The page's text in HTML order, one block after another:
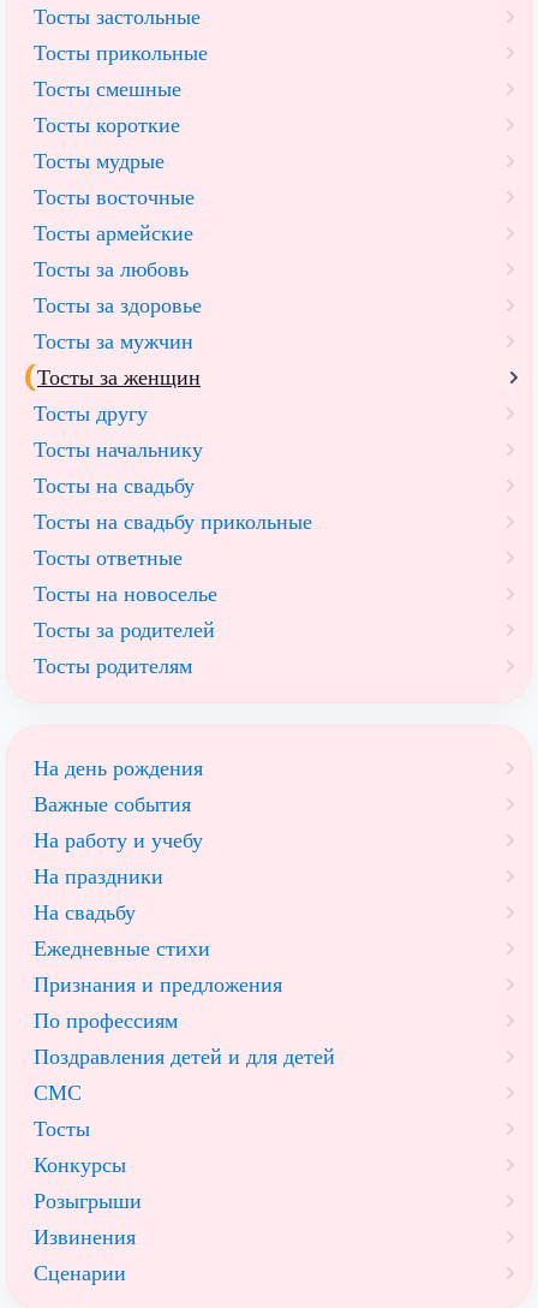
Тосты застольные
Тосты прикольные
Тосты смешные
Тосты короткие
Тосты мудрые
Тосты восточные
Тосты армейские
Тосты за любовь
Тосты за здоровье
Тосты за мужчин
Тосты за женщин
Тосты другу
Тосты начальнику
Тосты на свадьбу
Тосты на свадьбу прикольные
Тосты ответные
Тосты на новоселье
Тосты за родителей
Тосты родителям
На день рождения
Важные события
На работу и учебу
На праздники
На свадьбу
Ежедневные стихи
Признания и предложения
По профессиям
Поздравления детей и для детей
СМС
Тосты
Конкурсы
Розыгрыши
Извинения
Сценарии